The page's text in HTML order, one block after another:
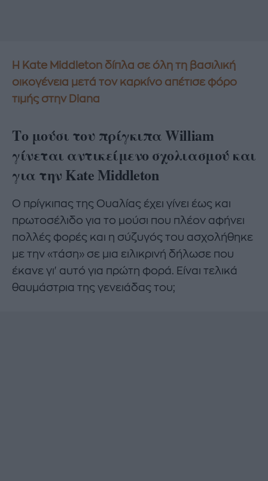
Η Kate Middleton δίπλα σε όλη τη βασιλική
οικογένεια μετά τον καρκίνο απέτισε φόρο
τιμής στην Diana
Το μούσι του πρίγκιπα William
γίνεται αντικείμενο σχολιασμού και
για την Kate Middleton
Ο πρίγκιπας της Ουαλίας έχει γίνει έως και
πρωτοσέλιδο για το μούσι που πλέον αφήνει
πολλές φορές και η σύζυγός του ασχολήθηκε
με την «τάση» σε μια ειλικρινή δήλωσε που
έκανε γι' αυτό για πρώτη φορά. Είναι τελικά
θαυμάστρια της γενειάδας του;